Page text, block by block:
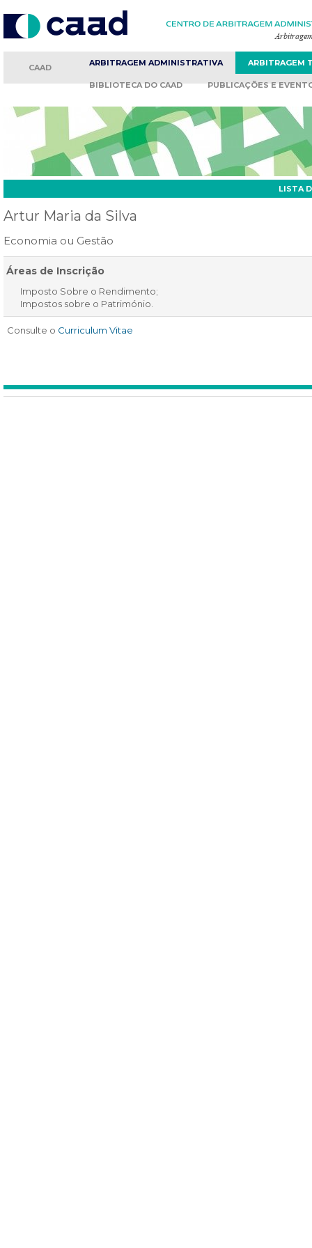
CAAD ARBITRAGEM ADMINISTRATIVA ARBITRAGEM
BIBLIOTECA DO CAAD PUBLICAÇÕES E
LISTA
Artur Maria da Silva
Economia ou Gestão
Áreas de Inscrição
Imposto Sobre o Rendimento;
Impostos sobre o Património.
Consulte o Curriculum Vitae